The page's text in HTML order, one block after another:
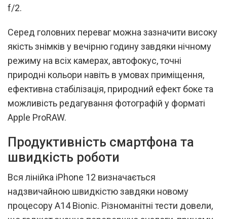
f/2.
Серед головних переваг можна зазначити високу
якість знімків у вечірню годину завдяки нічному
режиму на всіх камерах, автофокус, точні
природні кольори навіть в умовах приміщення,
ефективна стабілізація, природний ефект боке та
можливість редагування фотографій у форматі
Apple ProRAW.
Продуктивність смартфона та
швидкість роботи
Вся лінійка iPhone 12 визначається
надзвичайною швидкістю завдяки новому
процесору A14 Bionic. Різноманітні тести довели,